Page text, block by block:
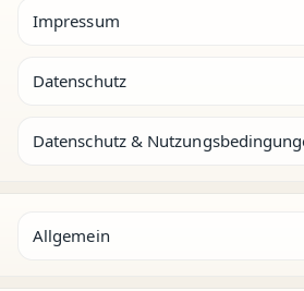
Impressum
Datenschutz
Datenschutz &
Allgemein